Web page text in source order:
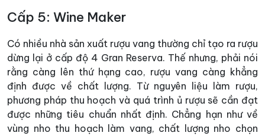
Cấp 5: Wine Maker
Có nhiều nhà sản xuất rượu vang thường chỉ tạo ra rượu
dừng lại ở cấp độ 4 Gran Reserva. Thế nhưng, phải nói
rằng càng lên thứ hạng cao, rượu vang càng khẳng
định được về chất lượng. Từ nguyên liệu làm rượu,
phương pháp thu hoạch và quá trình ủ rượu sẽ cần đạt
được những tiêu chuẩn nhất định. Chẳng hạn như về
vùng nho thu hoạch làm vang, chất lượng nho chọn